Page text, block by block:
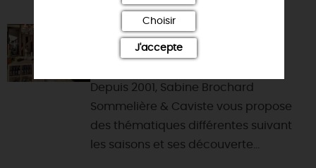
LA CAVE BY L'ANGE VINS
45000 - ORLEANS
Depuis 2001, Sabine Brochard
Sommelière & Caviste vous propose
des thématiques différentes suivant
les saisons et ses découverte...
Choisir
J'accepte